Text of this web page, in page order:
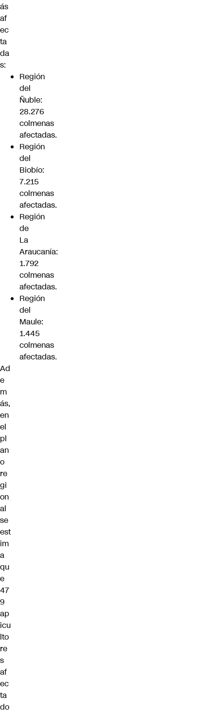
ás
af
ec
ta
da
s:
Región
del
Ñuble:
28.276
colmenas
afectadas.
Región
del
Biobío:
7.215
colmenas
afectadas.
Región
de
La
Araucanía:
1.792
colmenas
afectadas.
Región
del
Maule:
1.445
colmenas
afectadas.
Ad
e
m
ás,
en
el
pl
an
o
re
gi
on
al
se
est
im
a
qu
e
47
9
ap
icu
lto
re
s
af
ec
ta
do